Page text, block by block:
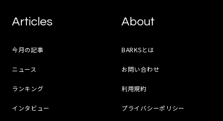
Articles
今月の記事
ニュース
ランキング
インタビュー
About
BARKSとは
お問い合わせ
利用規約
プライバシーポリシー